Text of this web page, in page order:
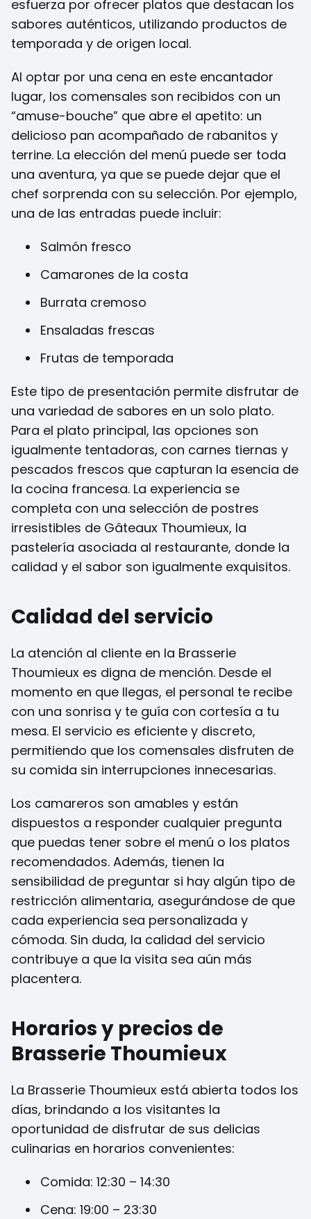
esfuerza por ofrecer platos que destacan los
sabores auténticos, utilizando productos de
temporada y de origen local.
Al optar por una cena en este encantador
lugar, los comensales son recibidos con un
“amuse-bouche” que abre el apetito: un
delicioso pan acompañado de rabanitos y
terrine. La elección del menú puede ser toda
una aventura, ya que se puede dejar que el
chef sorprenda con su selección. Por ejemplo,
una de las entradas puede incluir:
Salmón fresco
Camarones de la costa
Burrata cremoso
Ensaladas frescas
Frutas de temporada
Este tipo de presentación permite disfrutar de
una variedad de sabores en un solo plato.
Para el plato principal, las opciones son
igualmente tentadoras, con carnes tiernas y
pescados frescos que capturan la esencia de
la cocina francesa. La experiencia se
completa con una selección de postres
irresistibles de Gâteaux Thoumieux, la
pastelería asociada al restaurante, donde la
calidad y el sabor son igualmente exquisitos.
Calidad del servicio
La atención al cliente en la Brasserie
Thoumieux es digna de mención. Desde el
momento en que llegas, el personal te recibe
con una sonrisa y te guía con cortesía a tu
mesa. El servicio es eficiente y discreto,
permitiendo que los comensales disfruten de
su comida sin interrupciones innecesarias.
Los camareros son amables y están
dispuestos a responder cualquier pregunta
que puedas tener sobre el menú o los platos
recomendados. Además, tienen la
sensibilidad de preguntar si hay algún tipo de
restricción alimentaria, asegurándose de que
cada experiencia sea personalizada y
cómoda. Sin duda, la calidad del servicio
contribuye a que la visita sea aún más
placentera.
Horarios y precios de
Brasserie Thoumieux
La Brasserie Thoumieux está abierta todos los
días, brindando a los visitantes la
oportunidad de disfrutar de sus delicias
culinarias en horarios convenientes:
Comida: 12:30 – 14:30
Cena: 19:00 – 23:30